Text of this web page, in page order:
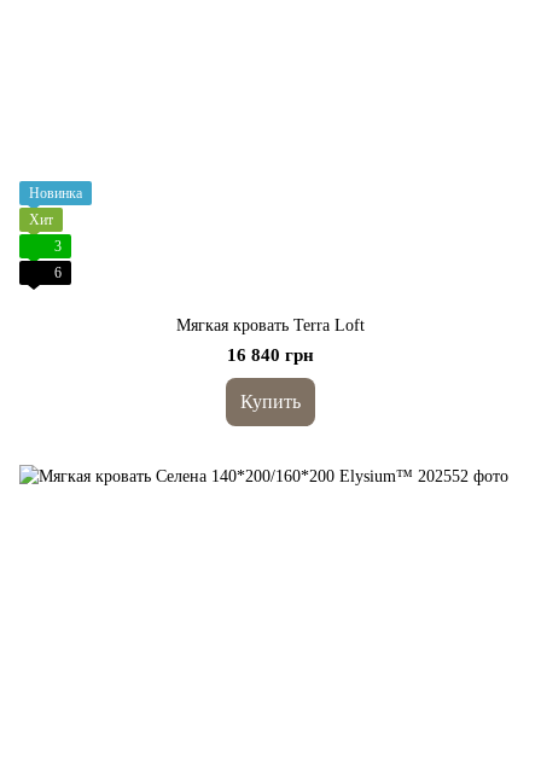
Новинка
Хит
3
6
Мягкая кровать Terra Loft
16 840 грн
Купить